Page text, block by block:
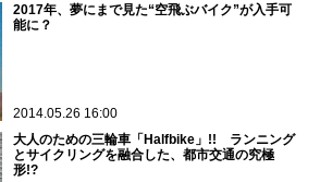
2017年、夢にまで見た“空飛ぶバイク”が入手可
能に？
2014.05.26 16:00
大人のための三輪車「Halfbike」!! ランニング
とサイクリングを融合した、都市交通の究極
形!?